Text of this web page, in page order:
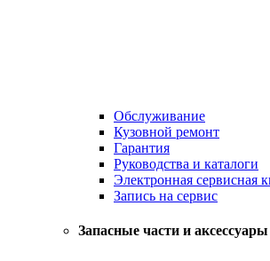
Обслуживание
Кузовной ремонт
Гарантия
Руководства и каталоги
Электронная сервисная
Запись на сервис
Запасные части и аксессуары